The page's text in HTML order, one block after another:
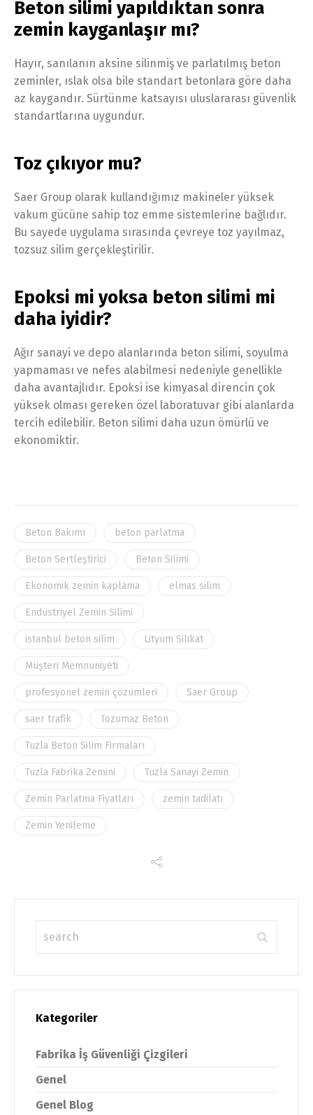
Beton silimi yapıldıktan sonra
zemin kayganlaşır mı?
Hayır, sanılanın aksine silinmiş ve parlatılmış beton
zeminler, ıslak olsa bile standart betonlara göre daha
az kaygandır. Sürtünme katsayısı uluslararası güvenlik
standartlarına uygundur.
Toz çıkıyor mu?
Saer Group olarak kullandığımız makineler yüksek
vakum gücüne sahip toz emme sistemlerine bağlıdır.
Bu sayede uygulama sırasında çevreye toz yayılmaz,
tozsuz silim gerçekleştirilir.
Epoksi mi yoksa beton silimi mi
daha iyidir?
Ağır sanayi ve depo alanlarında beton silimi, soyulma
yapmaması ve nefes alabilmesi nedeniyle genellikle
daha avantajlıdır. Epoksi ise kimyasal direncin çok
yüksek olması gereken özel laboratuvar gibi alanlarda
tercih edilebilir. Beton silimi daha uzun ömürlü ve
ekonomiktir.
Beton Bakımı beton parlatma
Beton Sertleştirici Beton Silimi
Ekonomik zemin kaplama elmas silim
Endüstriyel Zemin Silimi
istanbul beton silim Lityum Silikat
Müşteri Memnuniyeti
profesyonel zemin çözümleri Saer Group
saer trafik Tozumaz Beton
Tuzla Beton Silim Firmaları
Tuzla Fabrika Zemini Tuzla Sanayi Zemin
Zemin Parlatma Fiyatları zemin tadilatı
Zemin Yenileme
Kategoriler
Fabrika İş Güvenliği Çizgileri
Genel
Genel Blog